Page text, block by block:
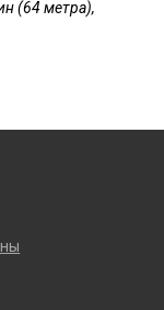
(64 метра),